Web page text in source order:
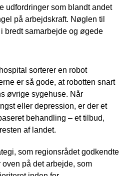
udfordringer som blandt andet
på arbejdskraft. Nøglen til
bredt samarbejde og øgede
sorterer en robot
er så gode, at robotten snart
øvrige sygehuse. Når
eller depression, er der et
behandling – et tilbud,
af landet.
som regionsrådet godkendte
på det arbejde, som